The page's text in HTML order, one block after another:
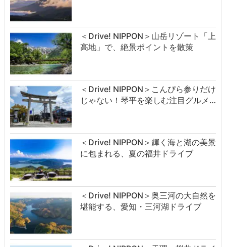
＜Drive! NIPPON＞山岳リゾート「上
高地」で、絶景ポイントを散策
＜Drive! NIPPON＞こんぴら参りだけ
じゃない！琴平を楽しむ注目グルメ…
＜Drive! NIPPON＞輝く海と湖の美景
に包まれる、夏の福井ドライブ
＜Drive! NIPPON＞奥三河の大自然を
堪能する、愛知・三河湖ドライブ